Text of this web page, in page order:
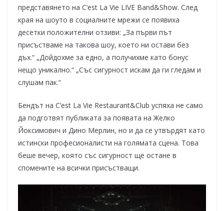
представянето на C’est La Vie LIVE Band&Show. След
края на шоуто в социалните мрежи се появиха
десетки положителни отзиви: „За първи път
присъстваме на такова шоу, което ни остави без
дъх.“ „Дойдохме за едно, а получихме като бонус
нещо уникално.“ „Със сигурност искам да ги гледам и
слушам пак.“
Бендът на C’est La Vie Restaurant&Club успяха не само
да подготвят публиката за появата на Желко
Йоксимович и Дино Мерлин, но и да се утвърдят като
истински професионалисти на голямата сцена. Това
беше вечер, която със сигурност ще остане в
спомените на всички присъстващи.